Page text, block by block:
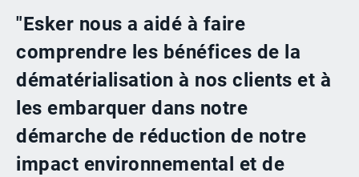
"Esker nous a aidé à faire
comprendre les bénéfices de la
dématérialisation à nos clients et à
les embarquer dans notre
démarche de réduction de notre
impact environnemental et de